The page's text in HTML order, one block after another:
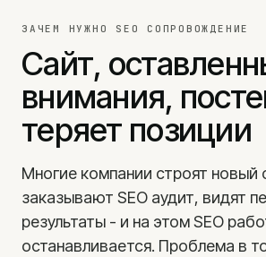
Реклама в Facebook
Email-маркетинг
Привлечение B2B-клиентов
О нас
Наша команда
Отзывы
ЗАЧЕМ НУЖНО SEO СОПРОВОЖДЕНИЕ
Сайт,
внимания,
теряет позиции
Многие компании строят новый
заказывают SEO аудит, видят
результаты - и на этом SEO
останавливается. Проблема в